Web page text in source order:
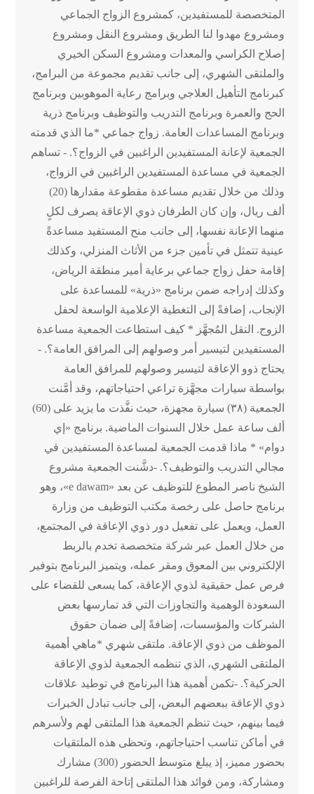
المتخصصة للمستفيدين، كمشروع الزواج الجماعي
ومشروع مهدوا لنا الطريق ومشروع النقل ومشروع
إصلاح الكراسي والمعدات ومشروع السكن الخيري
والملتقى الشهري، إلى جانب تقديم مجموعة من البرامج،
كبرنامج التأهيل العلاجي وبرامج رعاية الموهوبين وبرنامج
الحج والعمرة وبرنامج التدريب والتوظيف وبرنامج ذرية
وبرنامج المساعدات العامة. زواج جماعي *ما الذي قدمته
الجمعية لإعانة المستفيدين الراغبين في الزواج؟. - تساهم
الجمعية في مساعدة المستفيدين الراغبين في الزواج،
وذلك من خلال تقديم مساعدة مقطوعة مقدارها (20)
ألف ريال، وإن كان الطرفان ذوي الإعاقة يصرف لكلٍ
منهما الإعانة نفسها، إلى جانب منح المستفيد مساعدةً
عينية تتمثل في تأمين جزء من الأثاث المنزلي، وكذلك
إقامة حفل زواج جماعي برعاية أمير منطقة الرياض،
وكذلك إدراجه ضمن برنامج «ذرية» للمساعدة على
الإنجاب، إضافةً إلى التغطية الإعلامية الواسعة لحفل
الزوج. النقل المُجهَّز * كيف استطاعت الجمعية مساعدة
المستفيدين لتيسير أمر وصولهم إلى المرافق العامة؟. -
يحتاج ذوو الإعاقة لتيسير وصولهم للمرافق العامة
بواسطة سيارات مجهَّزة تراعي احتياجاتهم، وقد أمَّنت
الجمعية (٣٨) سيارة مجهزة، حيث نفَّذت ما يزيد على (60)
ألف ساعة عمل خلال السنوات الماضية. برنامج «إي
دوام» * ماذا قدمت الجمعية لمساعدة المستفيدين في
مجالي التدريب والتوظيف؟. -دشَّنت الجمعية مشروع
الشيخ ناصر المطوع للتوظيف عن بعد «e dawam»، وهو
برنامج حاصل على رخصة مكتب التوظيف من وزارة
العمل، ويعمل على تفعيل دور ذوي الإعاقة في المجتمع،
من خلال العمل عبر شركة متخصصة تخدم بالربط
الإلكتروني بين المعوق ومقر عمله، ويتميز البرنامج بتوفير
فرص عمل حقيقية لذوي الإعاقة، كما يسعى للقضاء على
السعودة الوهمية والتجاوزات التي قد تمارسها بعض
الشركات والمؤسسات، إضافةً إلى ضمان حقوق
الموظف من ذوي الإعاقة. ملتقى شهري *ماهي أهمية
الملتقى الشهري، الذي تنظمه الجمعية لذوي الإعاقة
الحركية؟. -تكمن أهمية هذا البرنامج في توطيد علاقات
ذوي الإعاقة ببعضهم البعض، إلى جانب تبادل الخبرات
فيما بينهم، حيث تنظم الجمعية هذا الملتقى لهم ولأسرهم
في أماكن تناسب احتياجاتهم، وتحظى هذه الملتقيات
بحضور مميز، إذ يبلغ متوسط الحضور (300) مشارك
ومشاركة، ومن فوائد هذا الملتقى إتاحة الفرصة للراغبين